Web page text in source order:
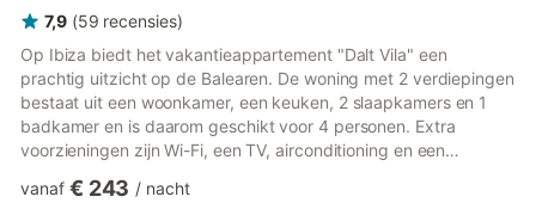
7,9 (59 recensies)
Op Ibiza biedt het vakantieappartement "Dalt Vila" een
prachtig uitzicht op de Balearen. De woning met 2 verdiepingen
bestaat uit een woonkamer, een keuken, 2 slaapkamers en 1
badkamer en is daarom geschikt voor 4 personen. Extra
voorzieningen zijn Wi-Fi, een TV, airconditioning en een
voor ontspannen avonden. De nabijgelegen supermarkt
vanaf € 243 / nacht